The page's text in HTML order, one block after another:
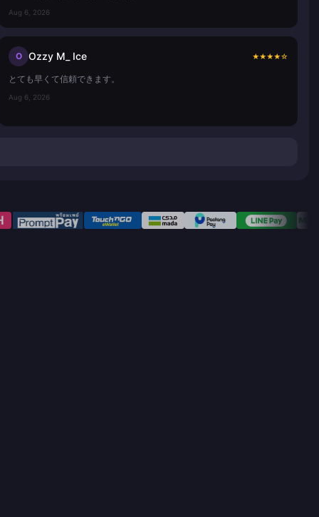
Aug 6, 2026
O Ozzy M_ Ice ★★★★☆
とても早くて信頼できます。
Aug 6, 2026